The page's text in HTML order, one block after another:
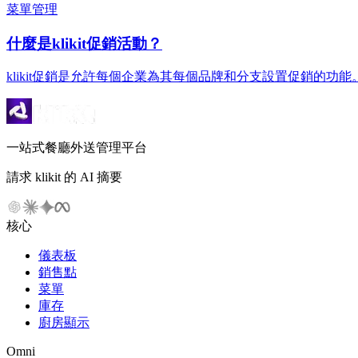
菜單管理
什麼是klikit促銷活動？
klikit促銷是允許每個企業為其每個品牌和分支設置促銷的功能
一站式餐廳外送管理平台
請求 klikit 的 AI 摘要
核心
儀表板
銷售點
菜單
庫存
廚房顯示
Omni